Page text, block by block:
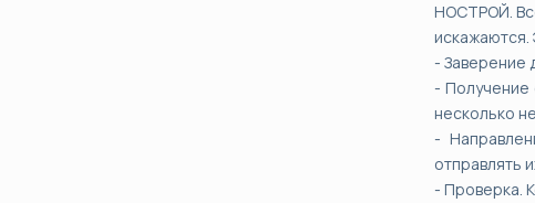
НОСТРОЙ.
искажаются.
- Заверение
- Получение
несколько
-
отправлять
- Проверка.